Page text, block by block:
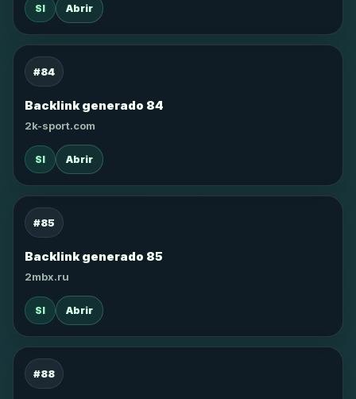
SI Abrir
#84
Backlink generado 84
2k-sport.com
SI Abrir
#85
Backlink generado 85
2mbx.ru
SI Abrir
#88